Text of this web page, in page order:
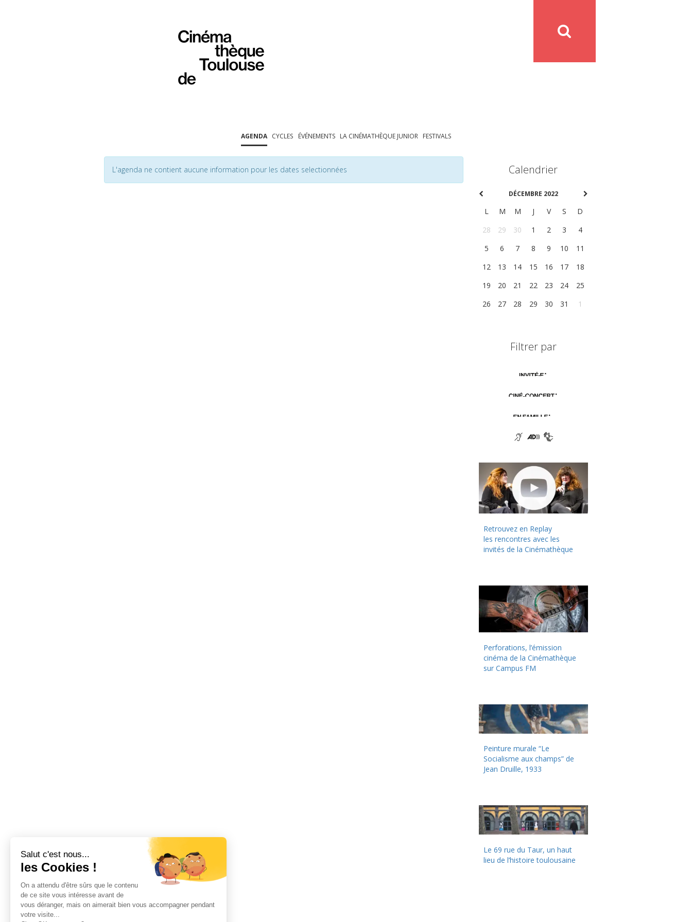
AGENDA CYCLES ÉVÉNEMENTS LA CINÉMATHÈQUE JUNIOR FESTIVALS
L'agenda ne contient aucune information pour les dates selectionnées Calendrier
DÉCEMBRE 2022
L M M J V S
D
28
29 30 1 2 3
4
5
6 7 8 9 10
11
12
13 14 15 16 17
18
19
20 21 22 23 24
25
26
27 28 29 30 31 1
Filtrer par
Retrouvez en Replay
les rencontres avec les
invités de la Cinémathèque
Perforations, l’émission
cinéma de la Cinémathèque
sur Campus FM
Peinture murale “Le
Socialisme aux champs” de
Jean Druille, 1933
Le 69 rue du Taur, un haut
lieu de l’histoire toulousaine